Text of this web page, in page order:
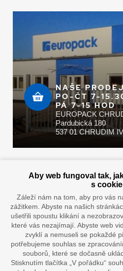
NAŠE
PO-ČT 7-
PÁ 7-15 HOD
EUROPACK
Pardubická 180
537 01 CHRUDIM
Doprava vaším
Aby web fungoval tak,
s
Záleží nám na tom, aby pro vás
zážitkem. Abyste na našich
ušetřili spoustu klikání a
které vás nezajímají. Abyste web
zvyklí a nemuseli se pokaždé
potřebujeme souhlas se
souborů, které se dočasně
Stisknutím tlačítka „V pořádku“